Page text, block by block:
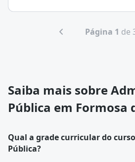
Página 1 de
Saiba mais sobre
Pública em Formosa
Qual a grade curricular do
Pública?